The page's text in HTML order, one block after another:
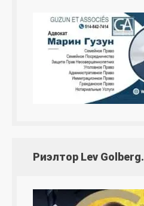
Риэлтор Lev Golberg.